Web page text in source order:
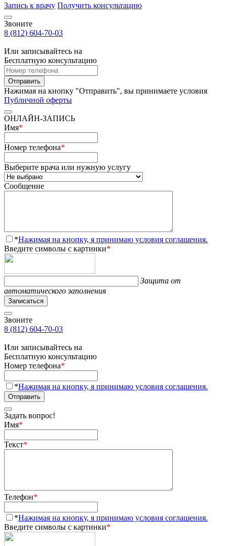
Запись к врачу Получить консультацию
Звоните
8 (812) 604-70-03
Или записывайтесь на
Бесплатную консультацию
Отправить
Нажимая на кнопку "Отправить", вы принимаете условия
Публичной оферты
ОНЛАЙН-ЗАПИСЬ
Имя*
Номер телефона*
Выберите врача или нужную услугу
Сообщение
*Нажимая на кнопку, я принимаю условия соглашения.
Введите символы с картинки*
Защита от
автоматического заполнения
Записаться
Звоните
8 (812) 604-70-03
Или записывайтесь на
Бесплатную консультацию
Номер телефона*
*Нажимая на кнопку, я принимаю условия соглашения.
Отправить
Задать вопрос!
Имя*
Текст*
Телефон*
*Нажимая на кнопку, я принимаю условия соглашения.
Введите символы с картинки*